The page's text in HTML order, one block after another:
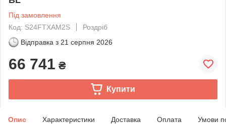
Під замовлення
Код: S24FTXAM2S
Роздріб
Відправка з 21 серпня 2026
66 741 ₴
Купити
Опис Характеристики Доставка Оплата Умови